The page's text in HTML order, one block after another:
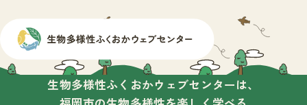
生物多様性ふくおかウェブセンターは、